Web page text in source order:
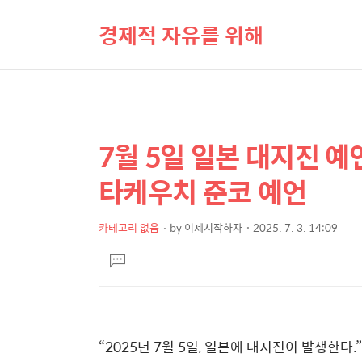
경제적 자유를 위해
상
세
컨
텐
본
문
제
7월 5일 일본 대지진
타케우치 준코 예언
카테고리 없음 by이제시작하자 2025. 7. 3. 14:09
문댓
글
“2025년 7월 5일, 일본에 대지진이 발생한다.”